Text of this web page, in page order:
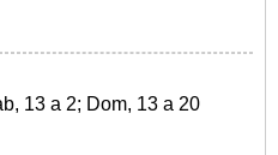
13 a 2; Dom, 13 a 20